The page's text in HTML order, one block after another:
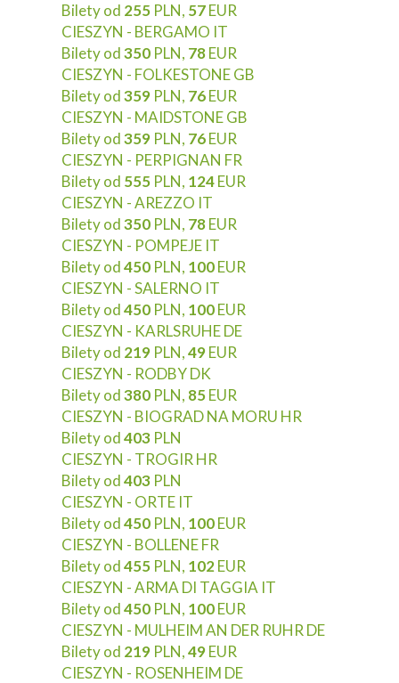
Bilety od 255 PLN, 57EUR
CIESZYN - BERGAMO IT
Bilety od350 PLN, 78EUR
CIESZYN - FOLKESTONE GB
Bilety od359 PLN, 76EUR
CIESZYN - MAIDSTONE GB
Bilety od359 PLN, 76EUR
CIESZYN - PERPIGNAN FR
Bilety od 555 PLN, 124EUR
CIESZYN - AREZZO IT
Bilety od350 PLN, 78EUR
CIESZYN - POMPEJE IT
Bilety od450 PLN, 100EUR
CIESZYN - SALERNO IT
Bilety od450 PLN, 100EUR
CIESZYN - KARLSRUHE DE
Bilety od 219 PLN,49EUR
CIESZYN - RODBY DK
Bilety od380 PLN, 85EUR
CIESZYN - BIOGRAD NA MORU HR
Bilety od403 PLN
CIESZYN - TROGIR HR
Bilety od403 PLN
CIESZYN - ORTE IT
Bilety od450 PLN, 100EUR
CIESZYN - BOLLENE FR
Bilety od455 PLN, 102EUR
CIESZYN - ARMA DI TAGGIA IT
Bilety od450 PLN, 100EUR
CIESZYN - MULHEIM AN DER RUHR DE
Bilety od 219 PLN,49EUR
CIESZYN - ROSENHEIM DE